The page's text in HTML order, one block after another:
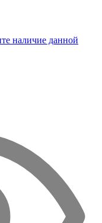
наличие данной